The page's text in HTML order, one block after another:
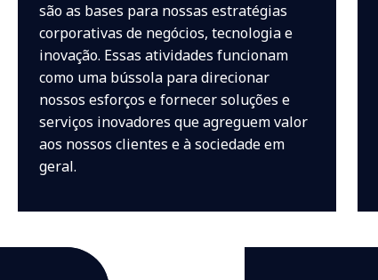
são as bases para nossas estratégias
corporativas de negócios, tecnologia e
inovação. Essas atividades funcionam
como uma bússola para direcionar
nossos esforços e fornecer soluções e
serviços inovadores que agreguem valor
aos nossos clientes e à sociedade em
geral.